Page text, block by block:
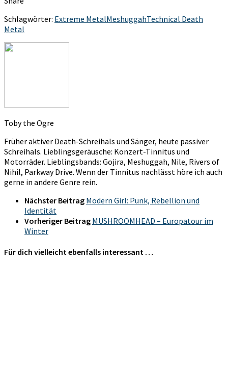
Schlagwörter: Extreme MetalMeshuggahTechnical Death
Metal
Toby the Ogre
Früher aktiver Death-Schreihals und Sänger, heute passiver
Schreihals. Lieblingsgeräusche: Konzert-Tinnitus und
Motorräder. Lieblingsbands: Gojira, Meshuggah, Nile, Rivers of
Nihil, Parkway Drive. Wenn der Tinnitus nachlässt höre ich auch
gerne in andere Genre rein.
Nächster Beitrag Modern Girl: Punk, Rebellion und
Identität
Vorheriger Beitrag MUSHROOMHEAD – Europatour im
Winter
Für dich vielleicht ebenfalls interessant …